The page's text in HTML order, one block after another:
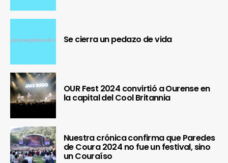
Se cierra un pedazo de vida
OUR Fest 2024 convirtió a Ourense en
la capital del Cool Britannia
Nuestra crónica confirma que Paredes
de Coura 2024 no fue un festival, sino
un Couraíso